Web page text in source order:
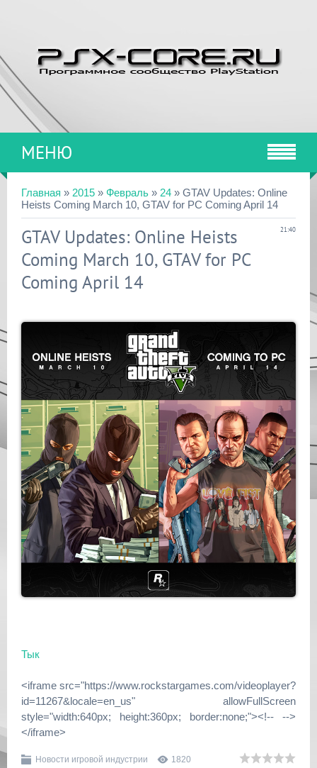
МЕНЮ
Главная » 2015 » Февраль » 24 » GTAV Updates: Online
Heists Coming March 10, GTAV for PC Coming April 14
21:40
GTAV Updates: Online Heists
Coming March 10, GTAV for PC
Coming April 14
Тык
<iframe src="https://www.rockstargames.com/videoplayer?
id=11267&locale=en_us" allowFullScreen
style="width:640px; height:360px; border:none;"><!-- -->
</iframe>
Новости игровой индустрии
1820